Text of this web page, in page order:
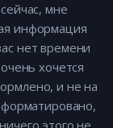
мне
информация
нет времени
хочется
и не на